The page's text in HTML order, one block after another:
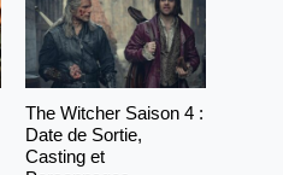
The Witcher Saison 4 :
Date de Sortie,
Casting et